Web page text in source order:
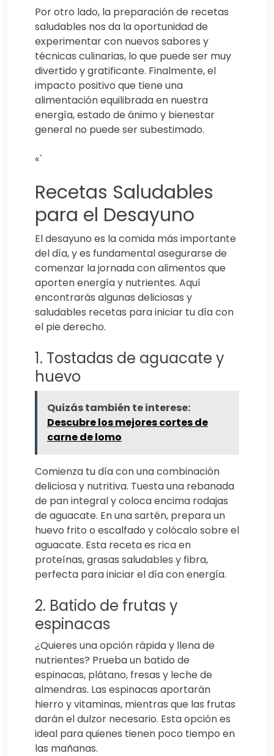
Por otro lado, la preparación de recetas
saludables nos da la oportunidad de
experimentar con nuevos sabores y
técnicas culinarias, lo que puede ser muy
divertido y gratificante. Finalmente, el
impacto positivo que tiene una
alimentación equilibrada en nuestra
energía, estado de ánimo y bienestar
general no puede ser subestimado.
«`
Recetas Saludables
para el Desayuno
El desayuno es la comida más importante
del día, y es fundamental asegurarse de
comenzar la jornada con alimentos que
aporten energía y nutrientes. Aquí
encontrarás algunas deliciosas y
saludables recetas para iniciar tu día con
el pie derecho.
1. Tostadas de aguacate y
huevo
Quizás también te interese:
Descubre los mejores cortes de
carne de lomo
Comienza tu día con una combinación
deliciosa y nutritiva. Tuesta una rebanada
de pan integral y coloca encima rodajas
de aguacate. En una sartén, prepara un
huevo frito o escalfado y colócalo sobre el
aguacate. Esta receta es rica en
proteínas, grasas saludables y fibra,
perfecta para iniciar el día con energía.
2. Batido de frutas y
espinacas
¿Quieres una opción rápida y llena de
nutrientes? Prueba un batido de
espinacas, plátano, fresas y leche de
almendras. Las espinacas aportarán
hierro y vitaminas, mientras que las frutas
darán el dulzor necesario. Esta opción es
ideal para quienes tienen poco tiempo en
las mañanas.